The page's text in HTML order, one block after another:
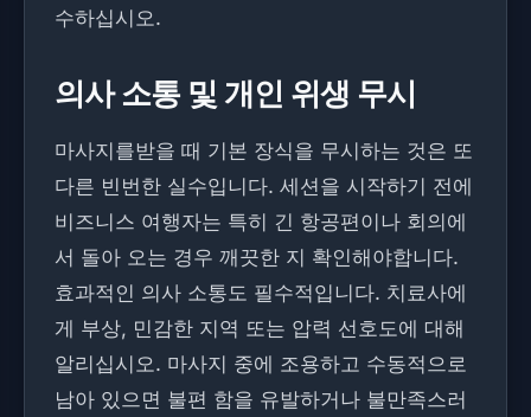
수하십시오.
의사 소통 및 개인 위생 무시
마사지를받을 때 기본 장식을 무시하는 것은 또
다른 빈번한 실수입니다. 세션을 시작하기 전에
비즈니스 여행자는 특히 긴 항공편이나 회의에
서 돌아 오는 경우 깨끗한 지 확인해야합니다.
효과적인 의사 소통도 필수적입니다. 치료사에
게 부상, 민감한 지역 또는 압력 선호도에 대해
알리십시오. 마사지 중에 조용하고 수동적으로
남아 있으면 불편 함을 유발하거나 불만족스러